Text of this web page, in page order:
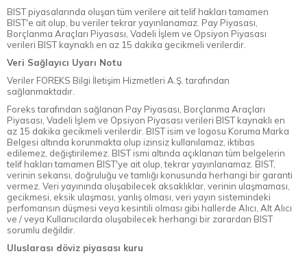
BIST piyasalarında oluşan tüm verilere ait telif hakları tamamen
BIST'e ait olup, bu veriler tekrar yayınlanamaz. Pay Piyasası,
Borçlanma Araçları Piyasası, Vadeli İşlem ve Opsiyon Piyasası
verileri BIST kaynaklı en az 15 dakika gecikmeli verilerdir.
Veri Sağlayıcı Uyarı Notu
Veriler FOREKS Bilgi İletişim Hizmetleri A.Ş. tarafından
sağlanmaktadır.
Foreks tarafından sağlanan Pay Piyasası, Borçlanma Araçları
Piyasası, Vadeli İşlem ve Opsiyon Piyasası verileri BIST kaynaklı en
az 15 dakika gecikmeli verilerdir. BIST isim ve logosu Koruma Marka
Belgesi altında korunmakta olup izinsiz kullanılamaz, iktibas
edilemez, değiştirilemez. BIST ismi altında açıklanan tüm belgelerin
telif hakları tamamen BIST'ye ait olup, tekrar yayınlanamaz. BIST,
verinin sekansı, doğruluğu ve tamlığı konusunda herhangi bir garanti
vermez. Veri yayınında oluşabilecek aksaklıklar, verinin ulaşmaması,
gecikmesi, eksik ulaşması, yanlış olması, veri yayın sistemindeki
perfomansın düşmesi veya kesintili olması gibi hallerde Alıcı, Alt Alıcı
ve / veya Kullanıcılarda oluşabilecek herhangi bir zarardan BIST
sorumlu değildir.
Uluslarası döviz piyasası kuru